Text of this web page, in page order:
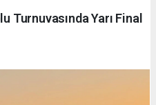
Turnuvasında Yarı Final